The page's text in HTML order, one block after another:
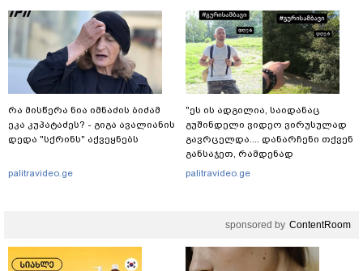
რა მისწერა ნია იმნაძის ბიძამ
ეკა კუპატაძეს? - გიგა ავალიანის
დედა "სქრინს" აქვეყნებს
palitravideo.ge
"ეს ის ადგილია, საიდანაც
გუშინდელი ვიდეო ვირუსულად
გავრცელდა.... დანარჩენი თქვენ
განსაჯეთ, რამდენად
შესაძლებელია აქ ადამიანის
გურამ დადიანიძე გაუჩინარდა?
palitravideo.ge
sponsored by ContentRoom